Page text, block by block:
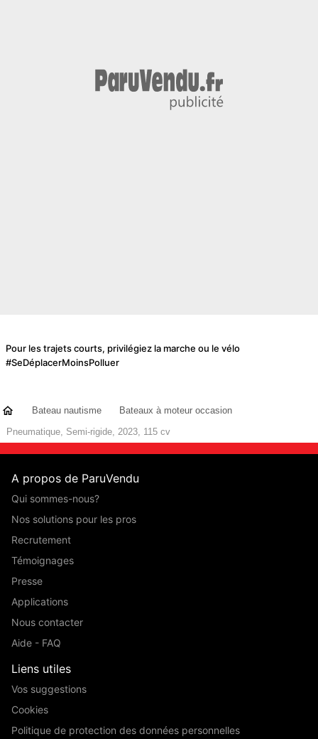
Pour les trajets courts, privilégiez la marche ou le vélo
#SeDéplacerMoinsPolluer
Bateau nautisme
Bateaux à moteur occasion
Pneumatique, Semi-rigide, 2023, 115 cv
A propos de ParuVendu
Qui sommes-nous?
Nos solutions pour les pros
Recrutement
Témoignages
Presse
Applications
Nous contacter
Aide - FAQ
Liens utiles
Vos suggestions
Cookies
Politique de protection des données personnelles